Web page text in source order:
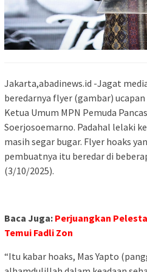
Jakarta,abadinews.id -Jagat
beredarnya flyer (gambar)
Ketua Umum MPN Pemuda
Soerjosoemarno. Padahal lelaki
masih segar bugar. Flyer hoaks
pembuatnya itu beredar di
(3/10/2025).
Baca Juga: Perjuangkan
Temui Fadli Zon
“Itu kabar hoaks, Mas Yapto